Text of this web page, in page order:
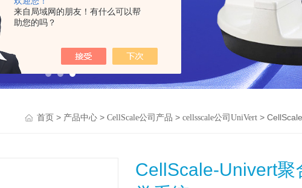
来自局域网的朋友！有什么可以帮
助您的吗？
首页> 产品中心> CellScale公司产品 > cellsscale公司UniVert>
CellScale-Univert聚